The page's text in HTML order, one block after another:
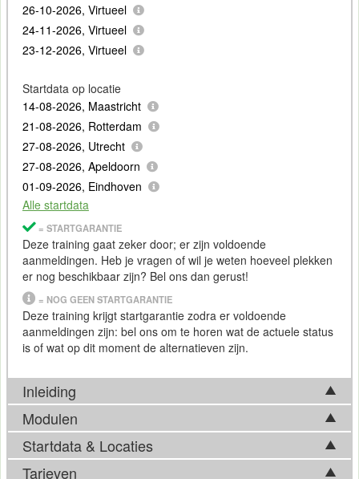
26-10-2026, Virtueel
24-11-2026, Virtueel
23-12-2026, Virtueel
Startdata op locatie
14-08-2026, Maastricht
21-08-2026, Rotterdam
27-08-2026, Utrecht
27-08-2026, Apeldoorn
01-09-2026, Eindhoven
Alle startdata
= STARTGARANTIE
Deze training gaat zeker door; er zijn voldoende
aanmeldingen. Heb je vragen of wil je weten hoeveel plekken
er nog beschikbaar zijn? Bel ons dan gerust!
= NOG GEEN STARTGARANTIE
Deze training krijgt startgarantie zodra er voldoende
aanmeldingen zijn: bel ons om te horen wat de actuele status
is of wat op dit moment de alternatieven zijn.
Inleiding
De beschikbaarheid van IT systemen is in veel gevallen
cruciaal voor de bedrijfsvoering of andere afhankelijke
processen. Om deze beschikbaarheid zoveel mogelijk te
garanderen is het zaak de systemen te monitoren om
Modulen
Tijdens de Training Zabbix komen in basis onderstaande
onderwerpen aan bod. Afhankelijk van ontwikkelingen op het
Startdata & Locaties
Tarieven